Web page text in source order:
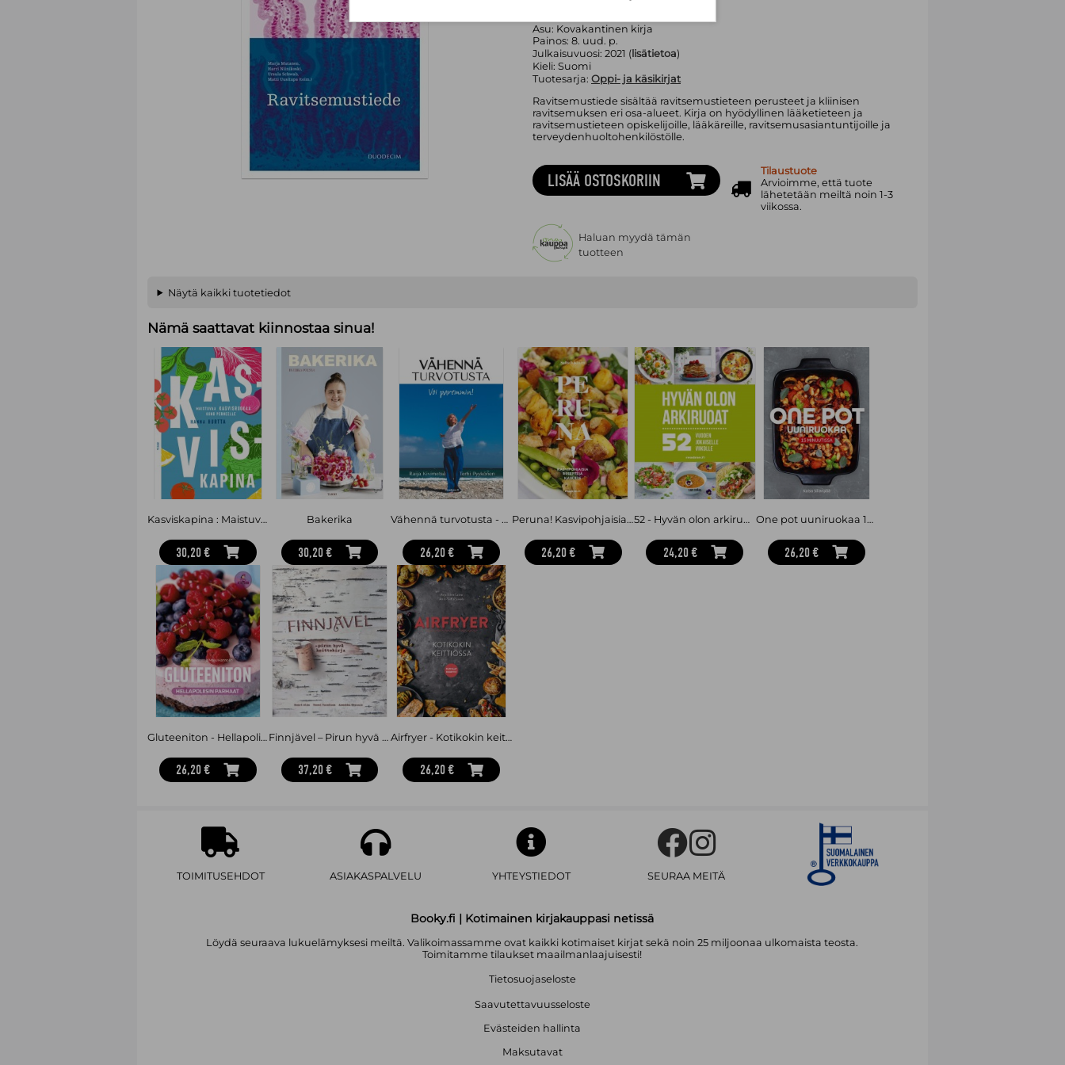
Kustannus oy Duodecim
Asu: Kovakantinen kirja
Painos: 8. uud. p.
Julkaisuvuosi: 2021 (lisätietoa)
Kieli: Suomi
Tuotesarja: Oppi- ja käsikirjat
Ravitsemustiede sisältää ravitsemustieteen perusteet ja kliinisen
ravitsemuksen eri osa-alueet. Kirja on hyödyllinen lääketieteen ja
ravitsemustieteen opiskelijoille, lääkäreille, ravitsemusasiantuntijoille ja
terveydenhuoltohenkilöstölle.
LISÄÄ OSTOSKORIIN
Tilaustuote
Arvioimme, että tuote
lähetetään meiltä noin 1-3
viikossa.
Haluan myydä tämän
tuotteen
Näytä kaikki tuotetiedot
Nämä saattavat kiinnostaa sinua!
Kasviskapina : Maistuvaa kasvisruokaa koko perheelle
30,20 €
Bakerika
30,20 €
Vähennä turvotusta - Voi paremmin
26,20 €
Peruna! Kasvipohjaisia perunareseptejä kaikille
26,20 €
52 - Hyvän olon arkiruoat vuoden jokaiselle viikolle
24,20 €
One pot uuniruokaa 15 minuutissa
26,20 €
Gluteeniton - Hellapoliisin parhaat
26,20 €
Finnjävel – Pirun hyvä keittokirja
37,20 €
Airfryer - Kotikokin keittiössä - parhaat reseptit
26,20 €
TOIMITUSEHDOT ASIAKASPALVELU YHTEYSTIEDOT SEURAA MEITÄ
Booky.fi | Kotimainen kirjakauppasi netissä
Löydä seuraava lukuelämyksesi meiltä. Valikoimassamme ovat kaikki kotimaiset kirjat sekä noin 25 miljoonaa ulkomaista teosta.
Toimitamme tilaukset maailmanlaajuisesti!
Tietosuojaseloste
Saavutettavuusseloste
Evästeiden hallinta
Maksutavat